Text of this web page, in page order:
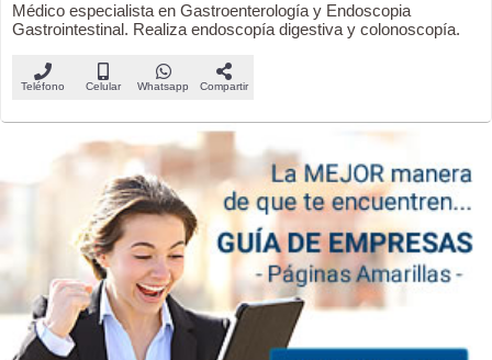
Médico especialista en Gastroenterología y Endoscopia
Gastrointestinal. Realiza endoscopía digestiva y colonoscopía.
Teléfono Celular Whatsapp Compartir